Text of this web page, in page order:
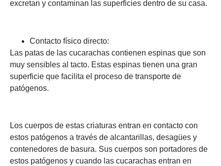
excretan y contaminan las superficies dentro de su casa.
Contacto físico directo:
Las patas de las cucarachas contienen espinas que son
muy sensibles al tacto. Estas espinas tienen una gran
superficie que facilita el proceso de transporte de
patógenos.
Los cuerpos de estas criaturas entran en contacto con
estos patógenos a través de alcantarillas, desagües y
contenedores de basura. Sus cuerpos son portadores de
estos patógenos y cuando las cucarachas entran en